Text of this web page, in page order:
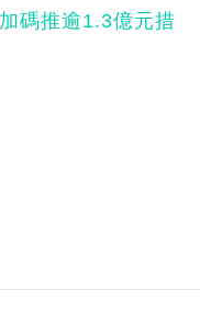
碼推逾1.3億元措